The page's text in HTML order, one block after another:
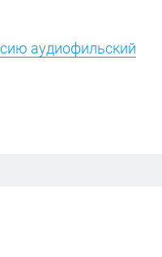
аудиофильский